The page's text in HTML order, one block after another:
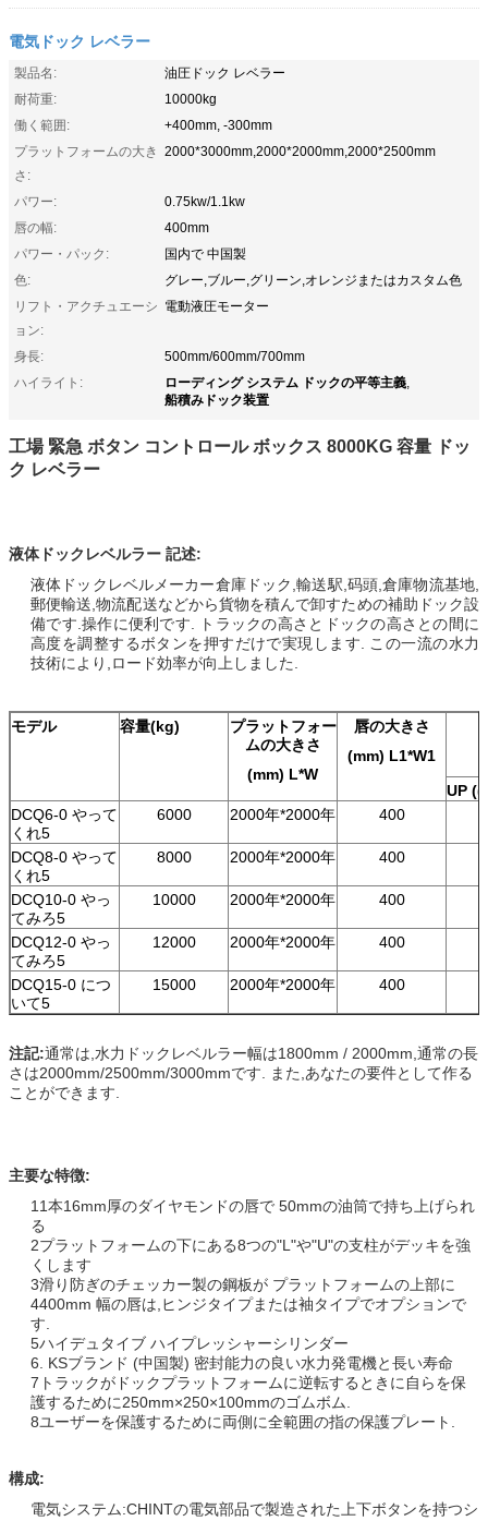
電気ドック レベラー
製品名:
油圧ドック レベラー
耐荷重:
10000kg
働く範囲:
+400mm, -300mm
プラットフォームの大き
さ:
2000*3000mm,2000*2000mm,2000*2500mm
パワー:
0.75kw/1.1kw
唇の幅:
400mm
パワー・パック:
国内で 中国製
色:
グレー,ブルー,グリーン,オレンジまたはカスタム色
リフト・アクチュエーシ
ョン:
電動液圧モーター
身長:
500mm/600mm/700mm
ハイライト:
ローディング システム ドックの平等主義,
船積みドック装置
工場 緊急 ボタン コントロール ボックス 8000KG 容量 ドッ
ク レベラー
液体ドックレベルラー 記述:
液体ドックレベルメーカー倉庫ドック,輸送駅,码頭,倉庫物流基地,
郵便輸送,物流配送などから貨物を積んで卸すための補助ドック設
備です.操作に便利です. トラックの高さとドックの高さとの間に
高度を調整するボタンを押すだけで実現します. この一流の水力
技術により,ロード効率が向上しました.
モデル 容量(kg)
プラットフォー
ムの大きさ
(mm) L*W
唇の大きさ
(mm) L1*W1
UP
DCQ6-0 やって
くれ5
6000 2000年*2000年 400
DCQ8-0 やって
くれ5
8000 2000年*2000年 400
DCQ10-0 やっ
てみろ5
10000 2000年*2000年 400
DCQ12-0 やっ
てみろ5
12000 2000年*2000年 400
DCQ15-0 につ
いて5
15000 2000年*2000年 400
注記:通常は,水力ドックレベルラー幅は1800mm / 2000mm,通常の長
さは2000mm/2500mm/3000mmです. また,あなたの要件として作る
ことができます.
主要な特徴:
11本16mm厚のダイヤモンドの唇で 50mmの油筒で持ち上げられ
る
2プラットフォームの下にある8つの"L"や"U"の支柱がデッキを強
くします
3滑り防ぎのチェッカー製の鋼板が プラットフォームの上部に
4400mm 幅の唇は,ヒンジタイプまたは袖タイプでオプションで
す.
5ハイデュタイブ ハイプレッシャーシリンダー
6. KSブランド (中国製) 密封能力の良い水力発電機と長い寿命
7トラックがドックプラットフォームに逆転するときに自らを保
護するために250mm×250×100mmのゴムボム.
8ユーザーを保護するために両側に全範囲の指の保護プレート.
構成:
電気システム:CHINTの電気部品で製造された上下ボタンを持つシ